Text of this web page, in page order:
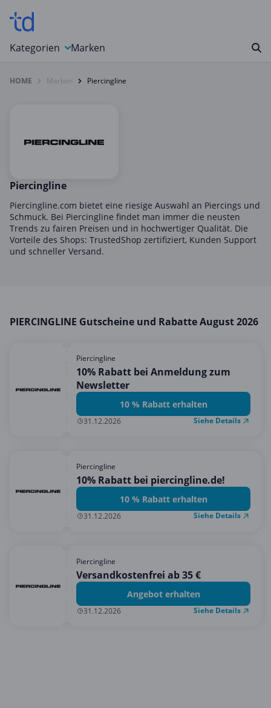
Kategorien
Auto, Motorrad & Werkzeuge
Computer & Elektronik
Essen & Trinken
Foto, Druck & Büro
Gaming & Spielzeug
Garten, Haushalt & Tiere
Shopping
Sport & Freizeit
Urlaub & Reise
Marken
HOME Marken Piercingline
Piercingline
Piercingline.com bietet eine riesige Auswahl an Piercings und
Schmuck. Bei Piercingline findet man immer die neusten
Trends zu fairen Preisen und in hochwertiger Qualität. Die
Vorteile des Shops: TrustedShop zertifiziert, Kunden Support
und schneller Versand.
PIERCINGLINE Gutscheine und Rabatte August 2026
Piercingline
10% Rabatt bei Anmeldung zum
Newsletter
10 % Rabatt erhalten
31.12.2026 Siehe Details
Piercingline
10% Rabatt bei piercingline.de!
10 % Rabatt erhalten
31.12.2026 Siehe Details
Piercingline
Versandkostenfrei ab 35 €
Angebot erhalten
31.12.2026 Siehe Details